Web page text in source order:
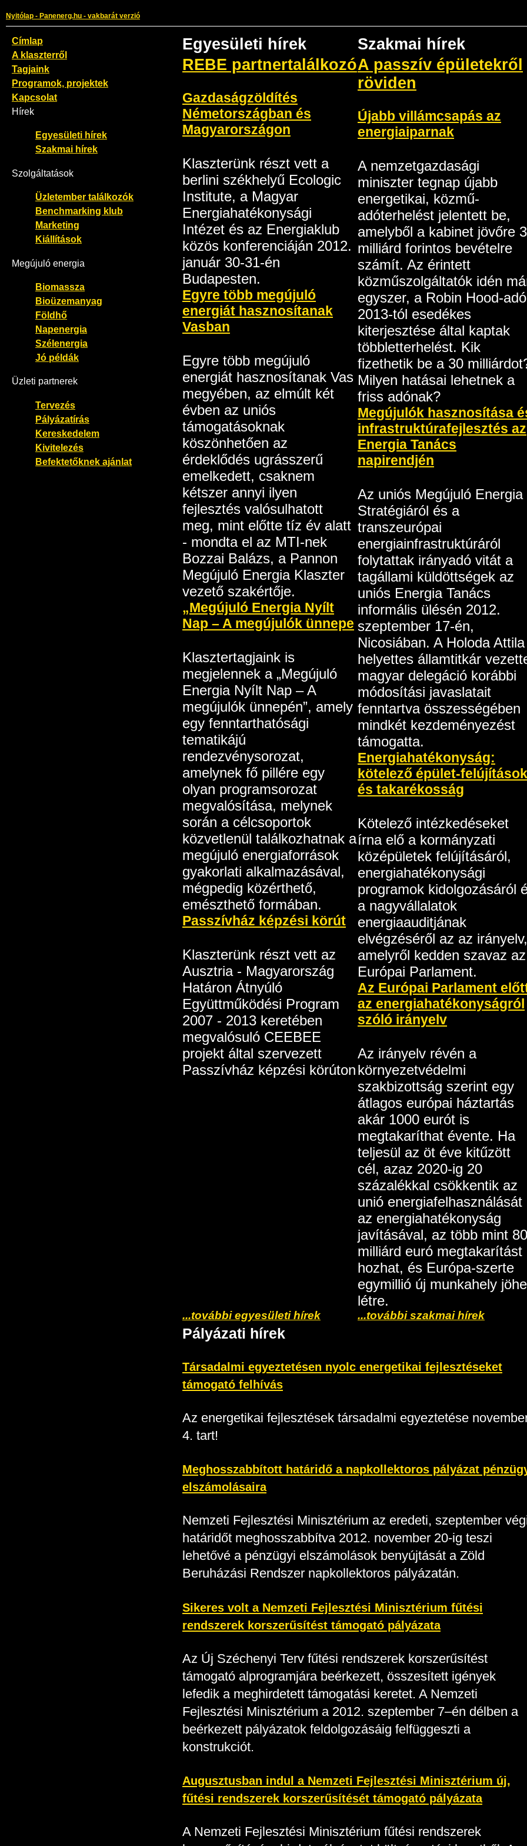
Nyitólap - Panenerg.hu - vakbarát verzió
Egyesületi hírek
REBE partnertalálkozó
Gazdaságzöldítés
Németországban és
Magyarországon
Klaszterünk részt vett a
berlini székhelyű Ecologic
Institute, a Magyar
Energiahatékonysági
Intézet és az Energiaklub
közös konferenciáján 2012.
január 30-31-én
Budapesten.
Egyre több megújuló
energiát hasznosítanak
Vasban
Egyre több megújuló
energiát hasznosítanak Vas
megyében, az elmúlt két
évben az uniós
támogatásoknak
köszönhetően az
érdeklődés ugrásszerű
emelkedett, csaknem
kétszer annyi ilyen
fejlesztés valósulhatott
meg, mint előtte tíz év alatt
- mondta el az MTI-nek
Bozzai Balázs, a Pannon
Megújuló Energia Klaszter
vezető szakértője.
„Megújuló Energia Nyílt
Nap – A megújulók ünnepe
Klasztertagjaink is
megjelennek a „Megújuló
Energia Nyílt Nap – A
megújulók ünnepén”, amely
egy fenntarthatósági
tematikájú
rendezvénysorozat,
amelynek fő pillére egy
olyan programsorozat
megvalósítása, melynek
során a célcsoportok
közvetlenül találkozhatnak a
megújuló energiaforrások
gyakorlati alkalmazásával,
mégpedig közérthető,
emészthető formában.
Passzívház képzési körút
Klaszterünk részt vett az
Ausztria - Magyarország
Határon Átnyúló
Együttműködési Program
2007 - 2013 keretében
megvalósuló CEEBEE
projekt által szervezett
Passzívház képzési körúton
Szakmai hírek
A passzív épületekről
röviden
Újabb villámcsapás az
energiaiparnak
A nemzetgazdasági
miniszter tegnap újabb
energetikai, közmű-
adóterhelést jelentett be,
amelyből a kabinet jövőre
milliárd forintos bevételre
számít. Az érintett
közműszolgáltatók idén
egyszer, a Robin Hood-adó
2013-tól esedékes
kiterjesztése által kaptak
többletterhelést. Kik
fizethetik be a 30
Milyen hatásai lehetnek a
friss adónak?
Megújulók hasznosítása
infrastruktúrafejlesztés az
Energia Tanács
napirendjén
Az uniós Megújuló Energia
Stratégiáról és a
transzeurópai
energiainfrastruktúráról
folytattak irányadó vitát a
tagállami küldöttségek az
uniós Energia Tanács
informális ülésén 2012.
szeptember 17-én,
Nicosiában. A Holoda Attila
helyettes államtitkár
magyar delegáció korábbi
módosítási javaslatait
fenntartva összességében
mindkét kezdeményezést
támogatta.
Energiahatékonyság:
kötelező épület-felújítások
és takarékosság
Kötelező intézkedéseket
írna elő a kormányzati
középületek felújításáról,
energiahatékonysági
programok kidolgozásáról
a nagyvállalatok
energiaauditjának
elvégzéséről az az irányelv,
amelyről kedden szavaz az
Európai Parlament.
Az Európai Parlament
az energiahatékonyságról
szóló irányelv
Az irányelv révén a
környezetvédelmi
szakbizottság szerint egy
átlagos európai háztartás
akár 1000 eurót is
megtakaríthat évente. Ha
teljesül az öt éve kitűzött
cél, azaz 2020-ig 20
százalékkal csökkentik az
unió energiafelhasználását
az energiahatékonyság
javításával, az több mint 80
milliárd euró megtakarítást
hozhat, és Európa-szerte
egymillió új munkahely
létre.
...további egyesületi hírek ...további szakmai hírek
Pályázati hírek
Társadalmi egyeztetésen nyolc energetikai fejlesztéseket
támogató felhívás
Az energetikai fejlesztések társadalmi egyeztetése
4. tart!
Meghosszabbított határidő a napkollektoros pályázat
elszámolásaira
Nemzeti Fejlesztési Minisztérium az eredeti, szeptember
határidőt meghosszabbítva 2012. november 20-ig teszi
lehetővé a pénzügyi elszámolások benyújtását a Zöld
Beruházási Rendszer napkollektoros pályázatán.
Sikeres volt a Nemzeti Fejlesztési Minisztérium fűtési
rendszerek korszerűsítést támogató pályázata
Az Új Széchenyi Terv fűtési rendszerek korszerűsítést
támogató alprogramjára beérkezett, összesített igények
lefedik a meghirdetett támogatási keretet. A Nemzeti
Fejlesztési Minisztérium a 2012. szeptember 7–én délben a
beérkezett pályázatok feldolgozásáig felfüggeszti a
konstrukciót.
Augusztusban indul a Nemzeti Fejlesztési Minisztérium új,
fűtési rendszerek korszerűsítését támogató pályázata
A Nemzeti Fejlesztési Minisztérium fűtési rendszerek
Címlap
A klaszterről
Tagjaink
Programok, projektek
Kapcsolat
Hírek
Egyesületi hírek
Szakmai hírek
Szolgáltatások
Üzletember találkozók
Benchmarking klub
Marketing
Kiállítások
Megújuló energia
Biomassza
Bioüzemanyag
Földhő
Napenergia
Szélenergia
Jó példák
Üzleti partnerek
Tervezés
Pályázatírás
Kereskedelem
Kivitelezés
Befektetőknek ajánlat